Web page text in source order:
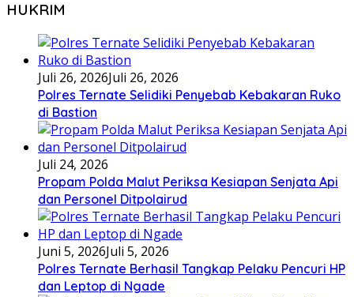
HUKRIM
Juli 26, 2026Juli 26, 2026
Polres Ternate Selidiki Penyebab Kebakaran Ruko
di Bastion
Juli 24, 2026
Propam Polda Malut Periksa Kesiapan Senjata Api
dan Personel Ditpolairud
Juni 5, 2026Juli 5, 2026
Polres Ternate Berhasil Tangkap Pelaku Pencuri HP
dan Leptop di Ngade